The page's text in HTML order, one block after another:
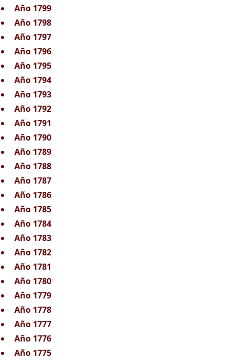
Año 1799
Año 1798
Año 1797
Año 1796
Año 1795
Año 1794
Año 1793
Año 1792
Año 1791
Año 1790
Año 1789
Año 1788
Año 1787
Año 1786
Año 1785
Año 1784
Año 1783
Año 1782
Año 1781
Año 1780
Año 1779
Año 1778
Año 1777
Año 1776
Año 1775